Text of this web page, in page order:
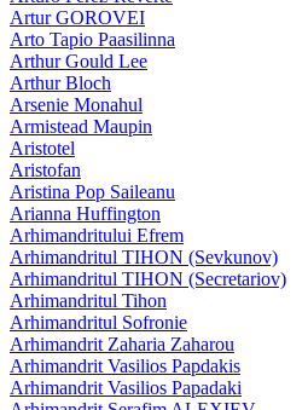
Artur GOROVEI
Arto Tapio Paasilinna
Arthur Gould Lee
Arthur Bloch
Arsenie Monahul
Armistead Maupin
Aristotel
Aristofan
Aristina Pop Saileanu
Arianna Huffington
Arhimandritului Efrem
Arhimandritul TIHON (Sevkunov)
Arhimandritul TIHON (Secretariov)
Arhimandritul Tihon
Arhimandritul Sofronie
Arhimandrit Zaharia Zaharou
Arhimandrit Vasilios Papdakis
Arhimandrit Vasilios Papadaki